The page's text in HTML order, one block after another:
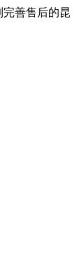
善售后的昆